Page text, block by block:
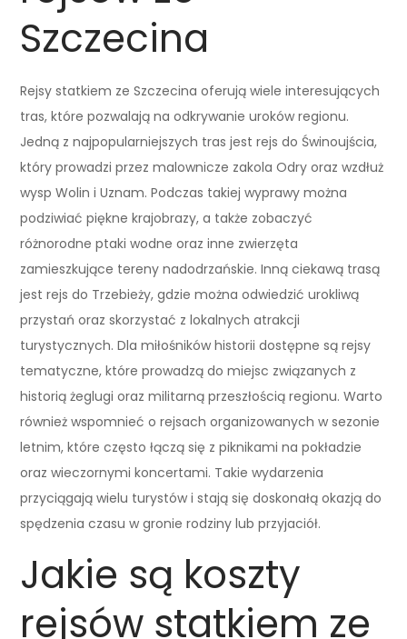
Szczecina
Rejsy statkiem ze Szczecina oferują wiele interesujących
tras, które pozwalają na odkrywanie uroków regionu.
Jedną z najpopularniejszych tras jest rejs do Świnoujścia,
który prowadzi przez malownicze zakola Odry oraz wzdłuż
wysp Wolin i Uznam. Podczas takiej wyprawy można
podziwiać piękne krajobrazy, a także zobaczyć
różnorodne ptaki wodne oraz inne zwierzęta
zamieszkujące tereny nadodrzańskie. Inną ciekawą trasą
jest rejs do Trzebieży, gdzie można odwiedzić urokliwą
przystań oraz skorzystać z lokalnych atrakcji
turystycznych. Dla miłośników historii dostępne są rejsy
tematyczne, które prowadzą do miejsc związanych z
historią żeglugi oraz militarną przeszłością regionu. Warto
również wspomnieć o rejsach organizowanych w sezonie
letnim, które często łączą się z piknikami na pokładzie
oraz wieczornymi koncertami. Takie wydarzenia
przyciągają wielu turystów i stają się doskonałą okazją do
spędzenia czasu w gronie rodziny lub przyjaciół.
Jakie są koszty
rejsów statkiem ze